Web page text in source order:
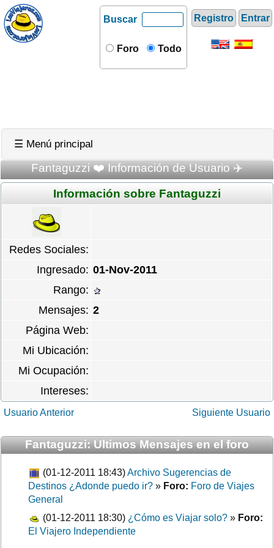
Registro Entrar
Buscar
Foro Todo
☰ Menú principal
Fantaguzzi ❤️ Información de Usuario ✈️
Información sobre Fantaguzzi
Redes Sociales:
Ingresado: 01-Nov-2011
Rango:
Mensajes: 2
Página Web:
Mi Ubicación:
Mi Ocupación:
Intereses:
Usuario Anterior Siguiente Usuario
Fantaguzzi: Ultimos Mensajes en el foro
(01-12-2011 18:43)Archivo Sugerencias de
Destinos ¿Adonde puedo ir? » Foro: Foro de Viajes
General
(01-12-2011 18:30) ¿Cómo es Viajar solo? » Foro:
El Viajero Independiente